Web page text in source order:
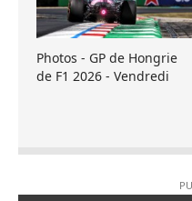
Photos - GP de Hongrie
de F1 2026 - Vendredi